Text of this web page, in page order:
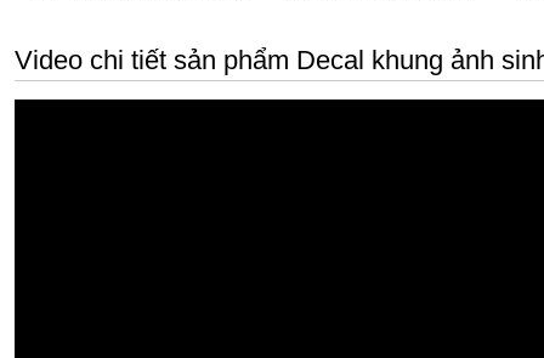
Video chi tiết sản phẩm Decal khung ảnh